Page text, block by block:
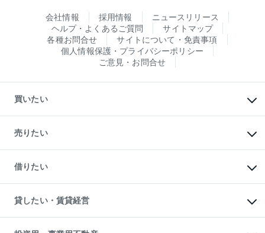
会社情報 採用情報
ニュースリリース
ヘルプ・よくあるご質問
サイトマップ
各種お問合せ
サイトについて・免責事項
個人情報保護・プライバシーポリシー
ご意見・お問合せ
買いたい
新築・分譲マンションの購入
中古マンションの購入
一戸建ての購入
中古一戸建ての購入
不動産購入の流れ
注目キーワード物件特集
購入ガイド
売りたい
一戸建ての売却・査定
土地の売却・査定
スピードAI査定
不動産査定について
不動産売却の流れ
不動産買換えの流れ
借りたい
オフィス・店舗の賃貸
借りるときの流れ
借りるガイド
貸したい・賃貸経営
マンション賃料データ